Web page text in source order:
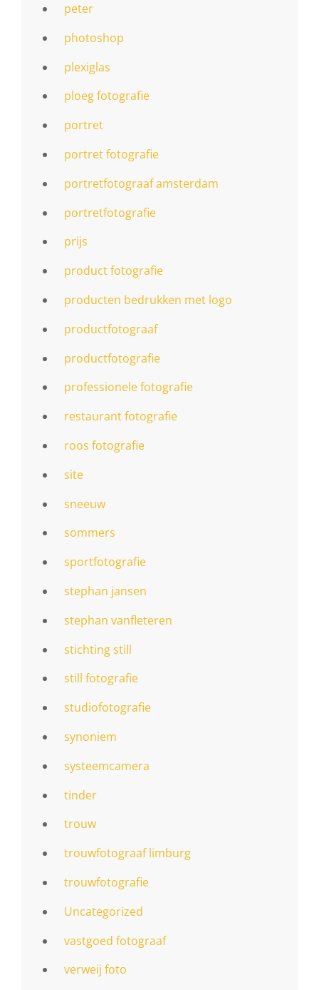
peter
photoshop
plexiglas
ploeg fotografie
portret
portret fotografie
portretfotograaf amsterdam
portretfotografie
prijs
product fotografie
producten bedrukken met logo
productfotograaf
productfotografie
professionele fotografie
restaurant fotografie
roos fotografie
site
sneeuw
sommers
sportfotografie
stephan jansen
stephan vanfleteren
stichting still
still fotografie
studiofotografie
synoniem
systeemcamera
tinder
trouw
trouwfotograaf limburg
trouwfotografie
Uncategorized
vastgoed fotograaf
verweij foto